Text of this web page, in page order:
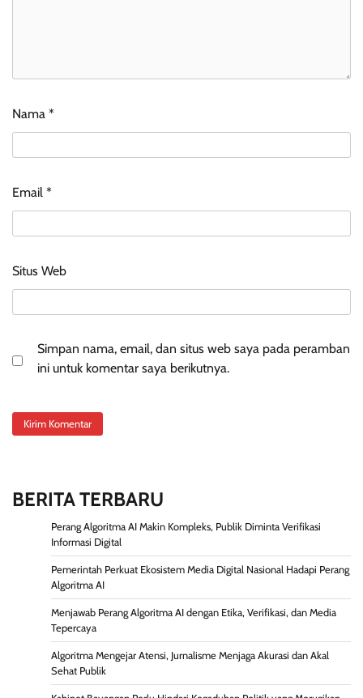
Nama *
Email *
Situs Web
Simpan nama, email, dan situs web saya pada peramban
ini untuk komentar saya berikutnya.
BERITA TERBARU
Perang Algoritma AI Makin Kompleks, Publik Diminta Verifikasi
Informasi Digital
Pemerintah Perkuat Ekosistem Media Digital Nasional Hadapi Perang
Algoritma AI
Menjawab Perang Algoritma AI dengan Etika, Verifikasi, dan Media
Tepercaya
Algoritma Mengejar Atensi, Jurnalisme Menjaga Akurasi dan Akal
Sehat Publik